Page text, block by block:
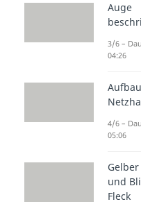
Durch
Penis
Penis
Spermien
Auge
3/6 –
04:26
4/6 –
05:06
Gelber
und
Fleck